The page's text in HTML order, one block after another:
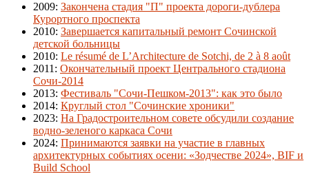
2009: Закончена стадия "П" проекта дороги-дублера
Курортного проспекта
2010: Завершается капитальный ремонт Сочинской
детской больницы
2010: Le résumé de L’Architecture de Sotchi, de 2 à 8 août
2011 : Окончательный проект Центрального стадиона
Сочи-2014
2013: Фестиваль "Сочи-Пешком-2013": как это было
2014: Круглый стол "Сочинские хроники"
2023: На Градостроительном совете обсудили создание
водно-зеленого каркаса Сочи
2024: Принимаются заявки на участие в главных
архитектурных событиях осени: «Зодчестве 2024», BIF и
Build School